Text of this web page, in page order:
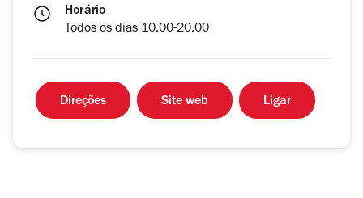
Horário
Todos os dias 10.00-20.00
Direções Site web Ligar